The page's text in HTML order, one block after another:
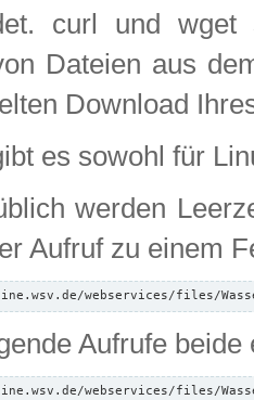
curl und wget
Dateien aus
Download
es sowohl für
werden
Aufruf zu einem
webservices/files/
Aufrufe beide
webservices/files/